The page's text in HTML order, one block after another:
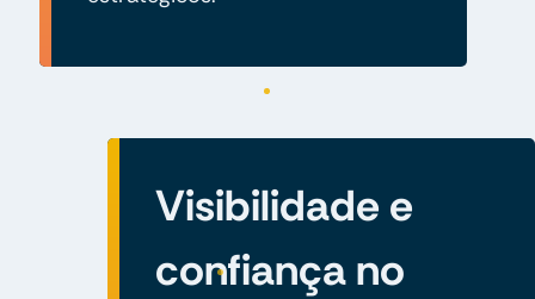
Visibilidade e
confiança no